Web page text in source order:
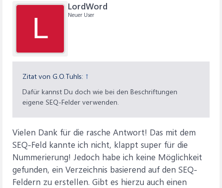
L
LordWord
Neuer User
Zitat von G.O.Tuhls: ↑
Dafür kannst Du doch wie bei den Beschriftungen
eigene SEQ-Felder verwenden.
Vielen Dank für die rasche Antwort! Das mit dem
SEQ-Feld kannte ich nicht, klappt super für die
Nummerierung! Jedoch habe ich keine Möglichkeit
gefunden, ein Verzeichnis basierend auf den SEQ-
Feldern zu erstellen. Gibt es hierzu auch einen